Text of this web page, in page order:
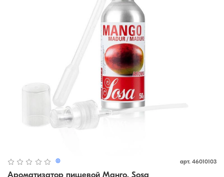
(0) арт. 46010103
Ароматизатор пищевой Манго, Sosa